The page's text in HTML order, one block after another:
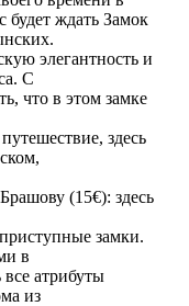
ждать Замок
элегантность и
С
что в этом замке
здесь
(15€): здесь
замки.
в
атрибуты
из